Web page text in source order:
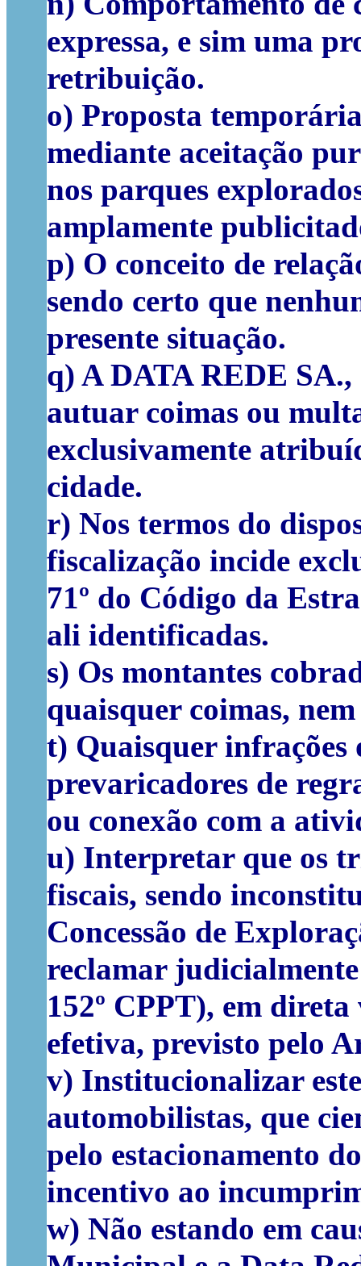
expressa, e sim uma
retribuição.
o) Proposta
mediante aceitação
nos parques
amplamente
p) O conceito de
sendo certo que
presente situação.
q) A DATA REDE SA.,
autuar coimas ou
exclusivamente
cidade.
r) Nos termos do
fiscalização incide
71º do Código da
ali identificadas.
s) Os montantes
quaisquer coimas,
t) Quaisquer infrações
prevaricadores de
ou conexão com a
u) Interpretar que os
fiscais, sendo
Concessão de
reclamar
152º CPPT), em
efetiva, previsto pelo
v) Institucionalizar
automobilistas, que
pelo estacionamento
incentivo ao
w) Não estando em